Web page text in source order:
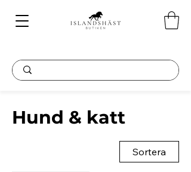
Hund & katt
Sortera